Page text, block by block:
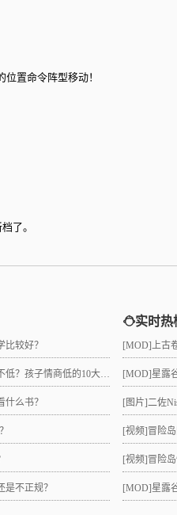
置命令阵型移动！
了。
较好？
情商低的10大特征是真的吗？
么书？
不正规？
实时热
[MOD]上古
[MOD] 星露
[图片]二佐
[视频] 冒险岛国
[视频] 冒险岛怀
[MOD] 星露